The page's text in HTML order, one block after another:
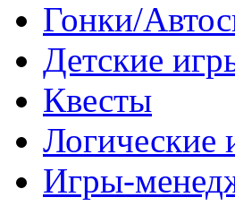
Гонки/
Детские
Квесты
Логические
Игры-